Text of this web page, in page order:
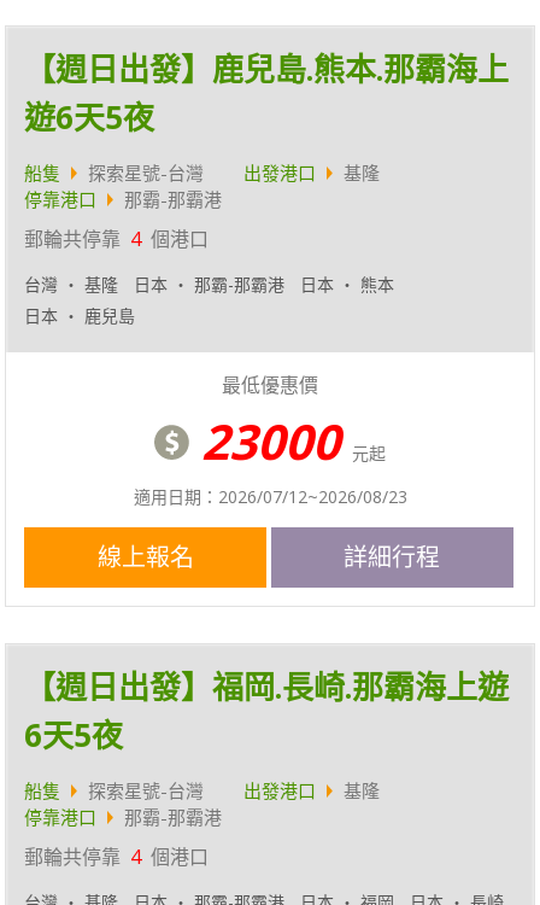
【週日出發】鹿兒島.熊本.那霸海上
遊6天5夜
船隻 探索星號-台灣 出發港口
基隆
停靠港口
那霸-那霸港
郵輪共停靠 4 個港口
台灣 ‧ 基隆 日本 ‧ 那霸-那霸港
日本 ‧ 熊本
日本 ‧ 鹿兒島
最低優惠價
23000 元起
適用日期：2026/07/12~2026/08/23
線上報名 詳細行程
【週日出發】福岡.長崎.那霸海上遊
6天5夜
船隻 探索星號-台灣 出發港口
基隆
停靠港口
那霸-那霸港
郵輪共停靠 4 個港口